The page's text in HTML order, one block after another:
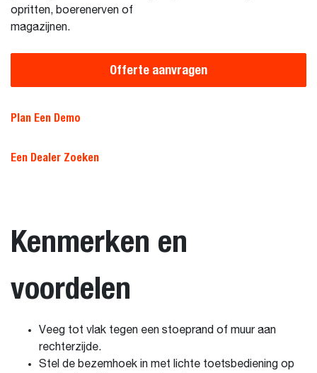
opritten, boerenerven of
magazijnen.
Offerte aanvragen
Plan Een Demo
Een Dealer Zoeken
Kenmerken en
voordelen
Veeg tot vlak tegen een stoeprand of muur aan
rechterzijde.
Stel de bezemhoek in met lichte toetsbediening op